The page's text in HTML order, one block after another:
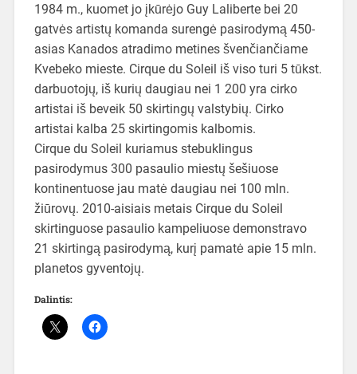
1984 m., kuomet jo įkūrėjo Guy Laliberte bei 20
gatvės artistų komanda surengė pasirodymą 450-
asias Kanados atradimo metines švenčiančiame
Kvebeko mieste. Cirque du Soleil iš viso turi 5 tūkst.
darbuotojų, iš kurių daugiau nei 1 200 yra cirko
artistai iš beveik 50 skirtingų valstybių. Cirko
artistai kalba 25 skirtingomis kalbomis.
Cirque du Soleil kuriamus stebuklingus
pasirodymus 300 pasaulio miestų šešiuose
kontinentuose jau matė daugiau nei 100 mln.
žiūrovų. 2010-aisiais metais Cirque du Soleil
skirtinguose pasaulio kampeliuose demonstravo
21 skirtingą pasirodymą, kurį pamatė apie 15 mln.
planetos gyventojų.
Dalintis: